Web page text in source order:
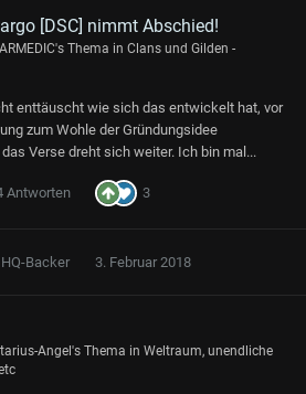
[DSC] nimmt Abschied!
's Thema in Clans und Gilden -
enttäuscht wie sich das entwickelt hat, vor
zum Wohle der Gründungsidee
Verse dreht sich weiter. Ich bin mal...
Antworten 3
Backer 3. Februar 2018
Angel 's Thema in Weltraum, unendliche